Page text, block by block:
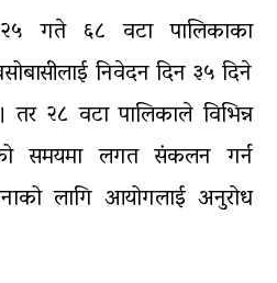
गते ६८ वटा पालिकाका
निवेदन दिन ३५ दिने
२८ वटा पालिकाले विभिन्न
समयमा लगत संकलन गर्न
लागि आयोगलाई अनुरोध